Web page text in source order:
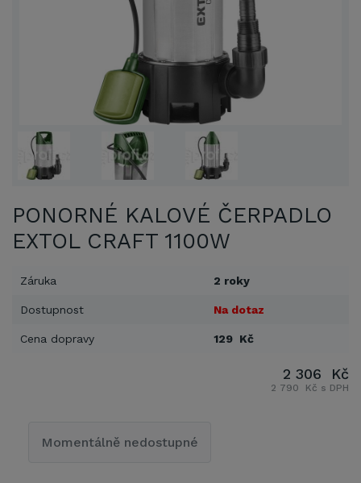
PONORNÉ KALOVÉ ČERPADLO
EXTOL CRAFT 1100W
Záruka 2 roky
Dostupnost Na dotaz
Cena dopravy 129 Kč
2 306 Kč
2 790 Kč s DPH
Momentálně nedostupné